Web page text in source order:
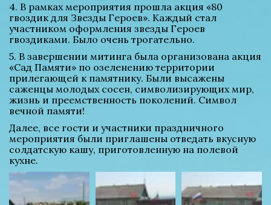
4. В рамках мероприятия прошла акция «80
гвоздик для Звезды Героев». Каждый стал
участником оформления звезды Героев
гвоздиками. Было очень трогательно.
5. В завершении митинга была организована акция
«Сад Памяти» по озеленению территории
прилегающей к памятнику. Были высажены
саженцы молодых сосен, символизирующих мир,
жизнь и преемственность поколений. Символ
вечной памяти!
Далее, все гости и участники праздничного
мероприятия были приглашены отведать вкусную
солдатскую кашу, приготовленную на полевой
кухне.